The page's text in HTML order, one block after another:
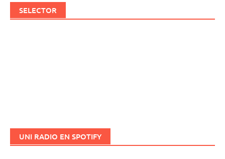
SELECTOR
UNI RADIO EN SPOTIFY